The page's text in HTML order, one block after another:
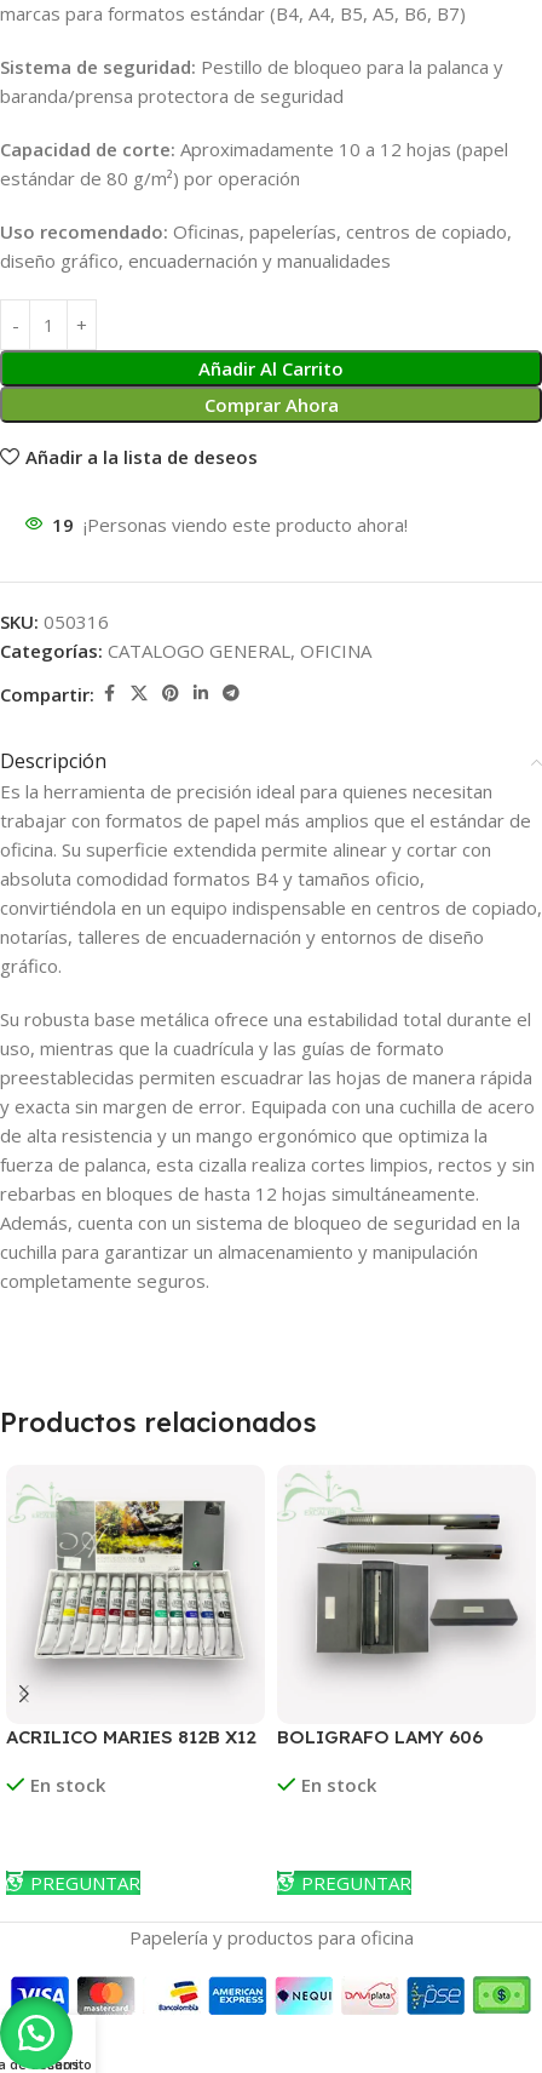
marcas para formatos estándar (B4, A4, B5, A5, B6, B7)
Sistema de seguridad: Pestillo de bloqueo para la palanca y
baranda/prensa protectora de seguridad
Capacidad de corte: Aproximadamente 10 a 12 hojas (papel
estándar de 80 g/m²) por operación
Uso recomendado: Oficinas, papelerías, centros de copiado,
diseño gráfico, encuadernación y manualidades
Añadir Al Carrito
Comprar Ahora
Añadir a la lista de deseos
19 ¡Personas viendo este producto ahora!
SKU: 050316
Categorías: CATALOGO GENERAL, OFICINA
Compartir:
Descripción
Es la herramienta de precisión ideal para quienes necesitan
trabajar con formatos de papel más amplios que el estándar de
oficina. Su superficie extendida permite alinear y cortar con
absoluta comodidad formatos B4 y tamaños oficio,
convirtiéndola en un equipo indispensable en centros de copiado,
notarías, talleres de encuadernación y entornos de diseño
gráfico.
Su robusta base metálica ofrece una estabilidad total durante el
uso, mientras que la cuadrícula y las guías de formato
preestablecidas permiten escuadrar las hojas de manera rápida
y exacta sin margen de error. Equipada con una cuchilla de acero
de alta resistencia y un mango ergonómico que optimiza la
fuerza de palanca, esta cizalla realiza cortes limpios, rectos y sin
rebarbas en bloques de hasta 12 hojas simultáneamente.
Además, cuenta con un sistema de bloqueo de seguridad en la
cuchilla para garantizar un almacenamiento y manipulación
completamente seguros.
Productos relacionados
ACRILICO MARIES 812B X12
En stock
PREGUNTAR
BOLIGRAFO LAMY 606
En stock
PREGUNTAR
Papelería y productos para oficina
de deseos
Carrito